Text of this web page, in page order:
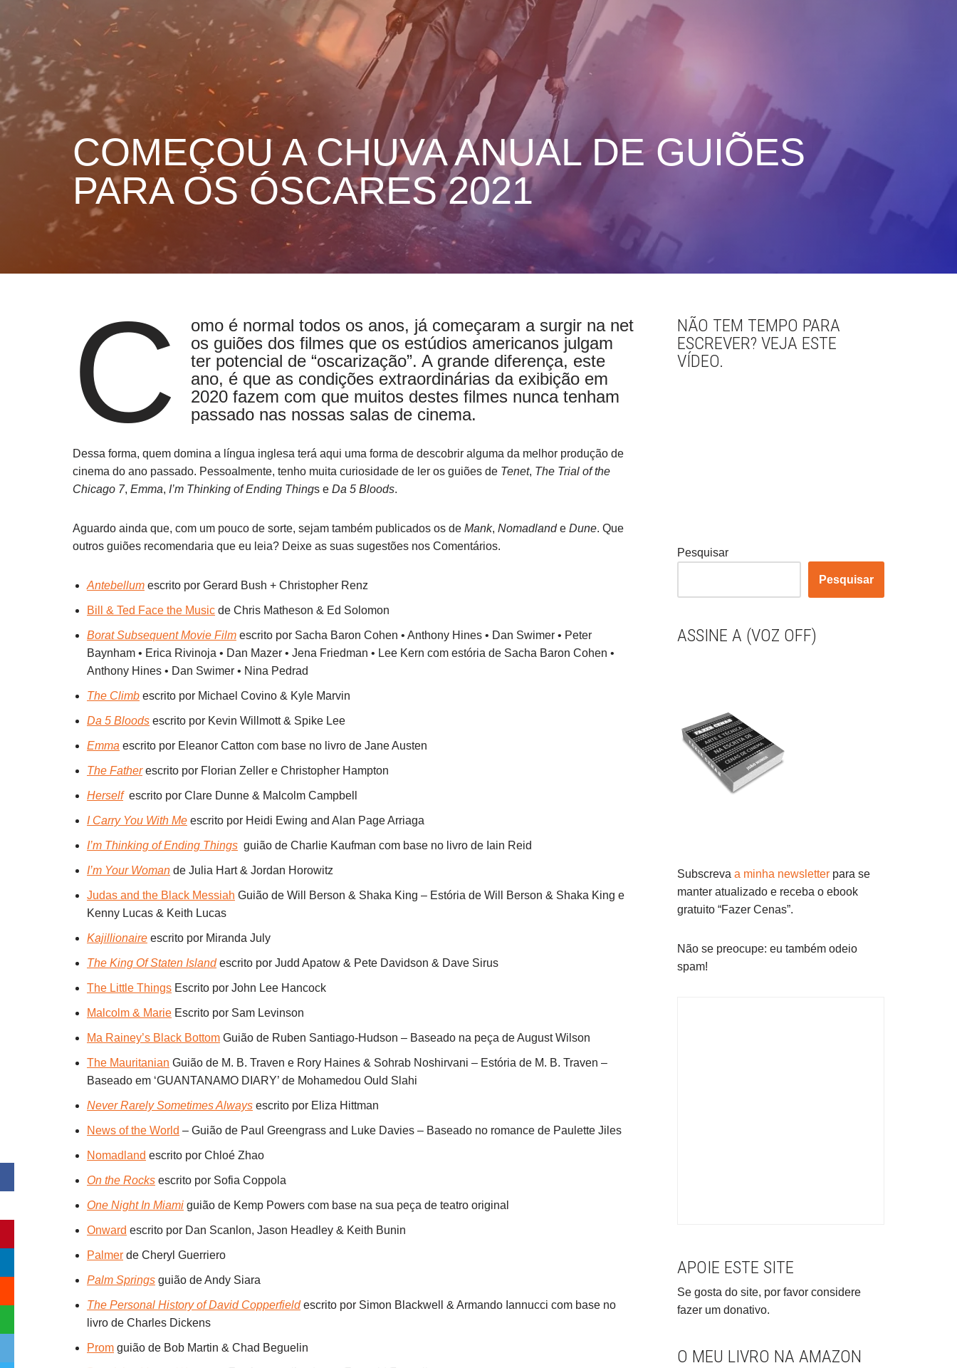
COMEÇOU A CHUVA ANUAL DE GUIÕES
PARA OS ÓSCARES 2021
C
omo é normal todos os anos, já começaram a surgir na net
os guiões dos filmes que os estúdios americanos julgam
ter potencial de “oscarização”. A grande diferença, este
ano, é que as condições extraordinárias da exibição em
2020 fazem com que muitos destes filmes nunca tenham
passado nas nossas salas de cinema.
Dessa forma, quem domina a língua inglesa terá aqui uma forma de descobrir alguma da melhor produção de
cinema do ano passado. Pessoalmente, tenho muita curiosidade de ler os guiões de Tenet, The Trial of the
Chicago 7, Emma, I’m Thinking of Ending Things e Da 5 Bloods.
Aguardo ainda que, com um pouco de sorte, sejam também publicados os de Mank, Nomadlande Dune. Que
outros guiões recomendaria que eu leia? Deixe as suas sugestões nos Comentários.
Antebellum escrito por Gerard Bush + Christopher Renz
Bill & Ted Face the Music de Chris Matheson & Ed Solomon
Borat Subsequent Movie Film escrito por Sacha Baron Cohen • Anthony Hines • Dan Swimer • Peter
Baynham • Erica Rivinoja • Dan Mazer • Jena Friedman • Lee Kern com estória de Sacha Baron Cohen •
Anthony Hines • Dan Swimer • Nina Pedrad
The Climb escrito por Michael Covino & Kyle Marvin
Da 5 Bloods escrito por Kevin Willmott & Spike Lee
Emma escrito por Eleanor Catton com base no livro de Jane Austen
The Fatherescrito por Florian Zeller e Christopher Hampton
Herself escrito por Clare Dunne & Malcolm Campbell
I Carry You With Me escrito por Heidi Ewing and Alan Page Arriaga
I’m Thinking of Ending Things guião de Charlie Kaufman com base no livro de Iain Reid
I’m Your Woman de Julia Hart & Jordan Horowitz
Judas and the Black Messiah Guião de Will Berson & Shaka King – Estória de Will Berson & Shaka King e
Kenny Lucas & Keith Lucas
Kajillionaire escrito por Miranda July
The King Of Staten Islandescrito por Judd Apatow & Pete Davidson & Dave Sirus
The Little Things Escrito por John Lee Hancock
Malcolm & Marie Escrito por Sam Levinson
Ma Rainey’s Black Bottom Guião de Ruben Santiago-Hudson – Baseado na peça de August Wilson
The Mauritanian Guião de M. B. Traven e Rory Haines & Sohrab Noshirvani – Estória de M. B. Traven –
Baseado em ‘GUANTANAMO DIARY’ de Mohamedou Ould Slahi
Never Rarely Sometimes Always escrito por Eliza Hittman
News of the World – Guião de Paul Greengrass and Luke Davies – Baseado no romance de Paulette Jiles
Nomadland escrito por Chloé Zhao
On the Rocks escrito por Sofia Coppola
One Night In Miami guião de Kemp Powers com base na sua peça de teatro original
Onward escrito por Dan Scanlon, Jason Headley & Keith Bunin
Palmer de Cheryl Guerriero
Palm Springs guião de Andy Siara
The Personal History of David Copperfieldescrito por Simon Blackwell & Armando Iannucci com base no
livro de Charles Dickens
Prom guião de Bob Martin & Chad Beguelin
NÃO TEM TEMPO PARA
ESCREVER? VEJA ESTE
VÍDEO.
Pesquisar
Pesquisar
ASSINE A (VOZ OFF)
Subscreva a minha newsletter para se
manter atualizado e receba o ebook
gratuito “Fazer Cenas”.
Não se preocupe: eu também odeio
spam!
APOIE ESTE SITE
Se gosta do site, por favor considere
fazer um donativo.
O MEU LIVRO NA AMAZON